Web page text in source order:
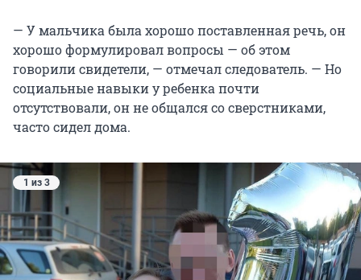
— У мальчика была хорошо поставленная речь, он
хорошо формулировал вопросы — об этом
говорили свидетели, — отмечал следователь. — Но
социальные навыки у ребенка почти
отсутствовали, он не общался со сверстниками,
часто сидел дома.
1 из 3